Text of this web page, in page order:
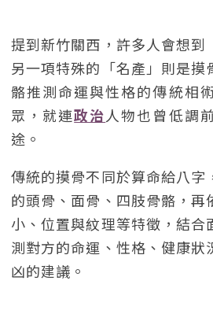
提到新竹關西，許多人會想到
另一項特殊的「名產」則是摸
骼推測命運與性格的傳統相
眾，就連政治人物也曾低調
途。
傳統的摸骨不同於算命給八字
的頭骨、面骨、四肢骨骼，再
小、位置與紋理等特徵，結合
測對方的命運、性格、健康狀
凶的建議。